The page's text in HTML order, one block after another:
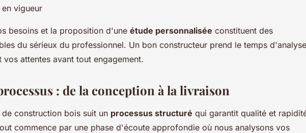
vigueur
besoins et la proposition d'une étude personnalisée constituent des
du sérieux du professionnel. Un bon constructeur prend le temps
vos attentes avant tout engagement.
: de la conception à la livraison
construction bois suit un processus structuré qui garantit qualité et
commence par une phase d'écoute approfondie où nous analysons vos